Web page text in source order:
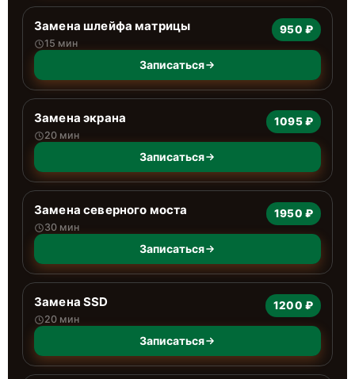
Замена шлейфа матрицы
15 мин
950 ₽
Записаться
Замена экрана
20 мин
1095 ₽
Записаться
Замена северного моста
30 мин
1950 ₽
Записаться
Замена SSD
20 мин
1200 ₽
Записаться